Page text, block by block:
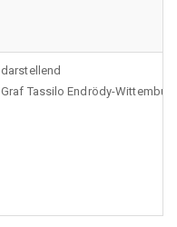
darstellend
Graf Tassilo Endrödy-